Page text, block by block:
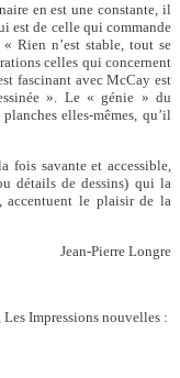
en est une constante, il
est de celle qui commande
Rien n’est stable, tout se
celles qui concernent
fascinant avec McCay est
». Le « génie » du
elles-mêmes, qu’il
fois savante et accessible,
détails de dessins) qui la
accentuent le plaisir de la
Jean-Pierre Longre
Impressions nouvelles :